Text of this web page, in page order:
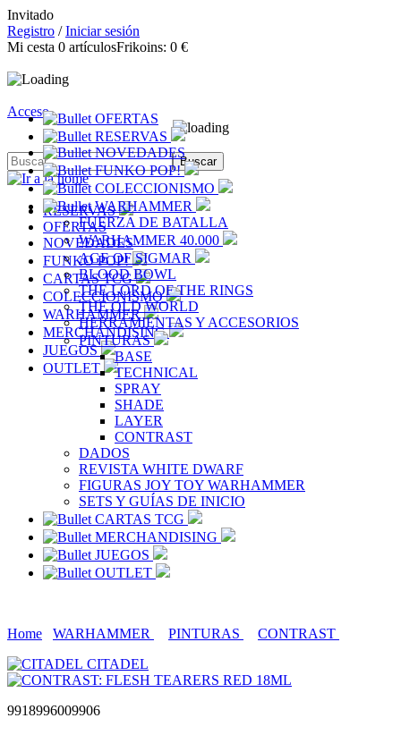
Invitado
Registro /Iniciar sesión
Mi cesta 0 artículosFrikoins: 0 €
Acceso
RESERVAS
OFERTAS
NOVEDADES
FUNKO POP!
CARTAS TCG
COLECCIONISMO
WARHAMMER
MERCHANDISING
JUEGOS
OUTLET
OFERTAS
RESERVAS
NOVEDADES
FUNKO POP!
COLECCIONISMO
WARHAMMER
FUERZA DE BATALLA
WARHAMMER 40.000
AGE OF SIGMAR
BLOOD BOWL
THE LORD OF THE RINGS
THE OLD WORLD
HERRAMIENTAS Y ACCESORIOS
PINTURAS
BASE
TECHNICAL
SPRAY
SHADE
LAYER
CONTRAST
DADOS
REVISTA WHITE DWARF
FIGURAS JOY TOY WARHAMMER
SETS Y GUÍAS DE INICIO
CARTAS TCG
MERCHANDISING
JUEGOS
OUTLET
Home WARHAMMER PINTURAS
CONTRAST
CITADEL
9918996009906